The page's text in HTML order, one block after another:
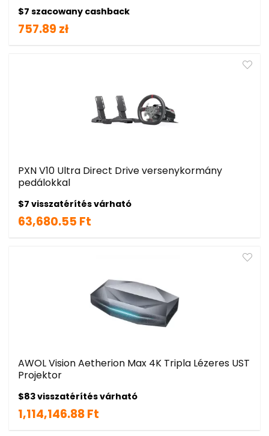
$7 szacowany cashback
757.89 zł
PXN V10 Ultra Direct Drive versenykormány
pedálokkal
$7 visszatérítés várható
63,680.55 Ft
AWOL Vision Aetherion Max 4K Tripla Lézeres UST
Projektor
$83 visszatérítés várható
1,114,146.88 Ft